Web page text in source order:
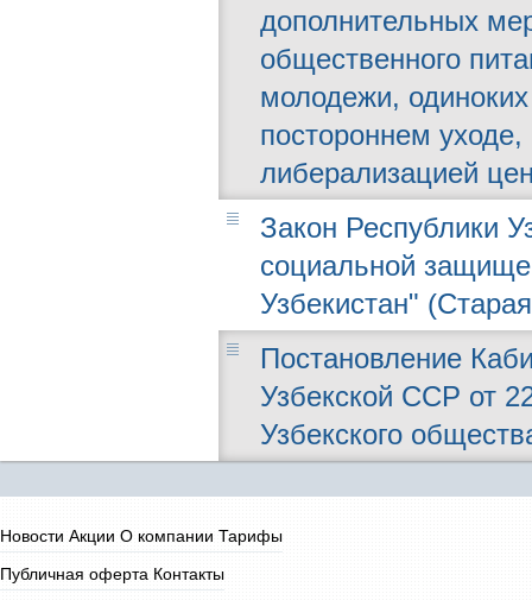
дополнительных
общественного
молодежи,
постороннем
либерализацией
Закон Республики
социальной
Узбекистан"
Постановление
Узбекской ССР от
Узбекского
Новости Акции О компании Тарифы
Публичная оферта Контакты